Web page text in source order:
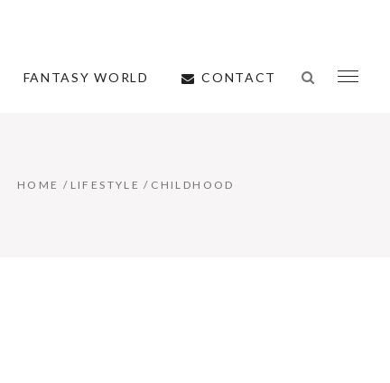
FANTASY WORLD CONTACT
HOME / LIFESTYLE / CHILDHOOD